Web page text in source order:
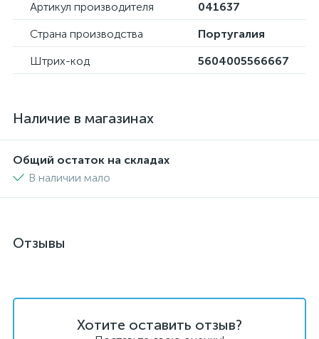
Артикул производителя
041637
Страна производства
Португалия
Штрих-код
5604005566667
Наличие в магазинах
Общий остаток на складах
В наличии мало
Отзывы
Хотите оставить отзыв?